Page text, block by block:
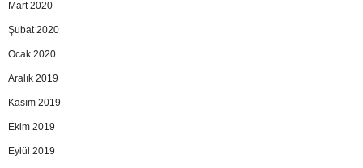
Mart 2020
Şubat 2020
Ocak 2020
Aralık 2019
Kasım 2019
Ekim 2019
Eylül 2019